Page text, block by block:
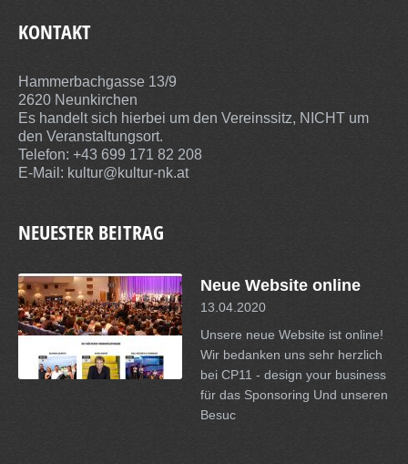
KONTAKT
Hammerbachgasse 13/9
2620 Neunkirchen
Es handelt sich hierbei um den Vereinssitz, NICHT um
den Veranstaltungsort.
Telefon: +43 699 171 82 208
E-Mail: kultur@kultur-nk.at
NEUESTER BEITRAG
Neue Website online
13.04.2020
Unsere neue Website ist online!
Wir bedanken uns sehr herzlich
bei CP11 - design your business
für das Sponsoring Und unseren
Besuc